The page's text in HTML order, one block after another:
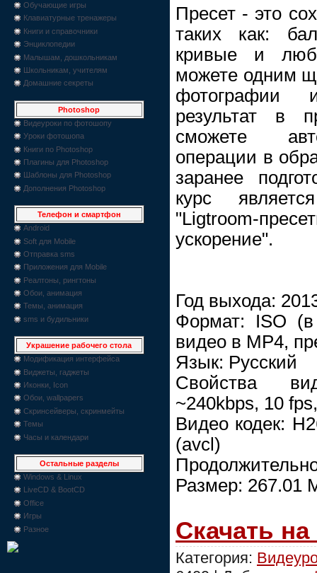
Обучающие игры
Клавиатурные тренажеры
Книги и справочники
Энциклопедии
Малышам, дошкольникам
Школьникам, учителям
Домашние секреты
Photoshop
Видеуроки по фотошопу
Уроки фотошопа
Книги по Photoshop
Плагины для Photoshop
Шаблоны для Photoshop
Дополнения Photoshop
Телефон и смартфон
Android
Soft для Mobile
Отправка sms
Приложения для Mobile
Реалтоны, рингтоны
Обои, анимация
Темы, анимация
sms и будильники
Украшение рабочего стола
Модификация интерфейса
Виджеты, гаджеты
Иконки, Icon
Обои, wallpapers
Скринсейверы, скринмейты
Темы
Часы и календари
Остальные разделы
Windows & Linux
LiveCD & BootCD
Office
Игры
Разное
Пресет - это
таких как:
кривые и
можете одним
фотографии
результат в
сможете
операции в
заранее
курс
"Ligtroom-
ускорение".
Год выхода:
Формат: ISO
видео в MP4,
Язык: Русский
Свойства
~240kbps, 10
Видео кодек:
(avcl)
Размер: 267.01
Скачать
Категория: